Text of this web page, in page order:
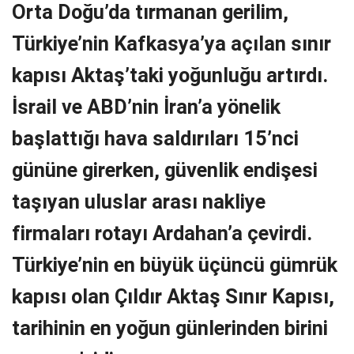
Orta Doğu’da tırmanan gerilim,
Türkiye’nin Kafkasya’ya açılan sınır
kapısı Aktaş’taki yoğunluğu artırdı.
İsrail ve ABD’nin İran’a yönelik
başlattığı hava saldırıları 15’nci
gününe girerken, güvenlik endişesi
taşıyan uluslar arası nakliye
firmaları rotayı Ardahan’a çevirdi.
Türkiye’nin en büyük üçüncü gümrük
kapısı olan Çıldır Aktaş Sınır Kapısı,
tarihinin en yoğun günlerinden birini